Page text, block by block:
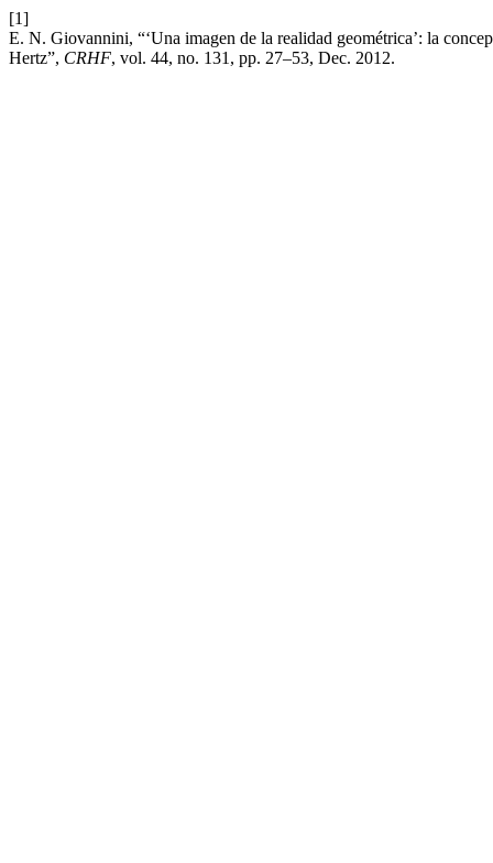
[1]
E. N. Giovannini, “‘Una imagen de la realidad geométrica’: la
Hertz”, CRHF, vol. 44, no. 131, pp. 27–53, Dec. 2012.